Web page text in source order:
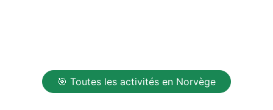
🎯 Toutes les activités en Norvège